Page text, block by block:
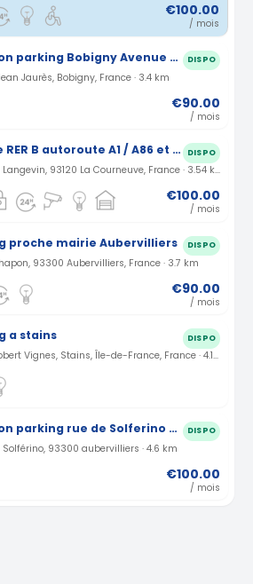
€100.00
/ mois
Location parking Bobigny Avenue Jean Jaurès (93) DISPO
Jaurès, Bobigny, France · 3.4 km
€90.00
/ mois
proche RER B autoroute A1 / A86 et station tramway cosmonaute DISPO
Rue Paul Langevin, 93120 La Courneuve, France · 3.54 km
€100.00
/ mois
proche mairie Aubervilliers DISPO
93300 Aubervilliers, France · 3.7 km
€90.00
/ mois
a stains DISPO
13 Rue Robert Vignes, Stains, Île-de-France, France · 4.19 km
Location parking rue de Solferino à Aubervilliers (93) DISPO
Solférino, 93300 aubervilliers · 4.6 km
€100.00
/ mois